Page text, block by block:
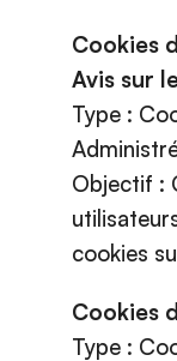
Cookies
Avis sur
Type :
Objectif :
cookies
Cookies
Type :